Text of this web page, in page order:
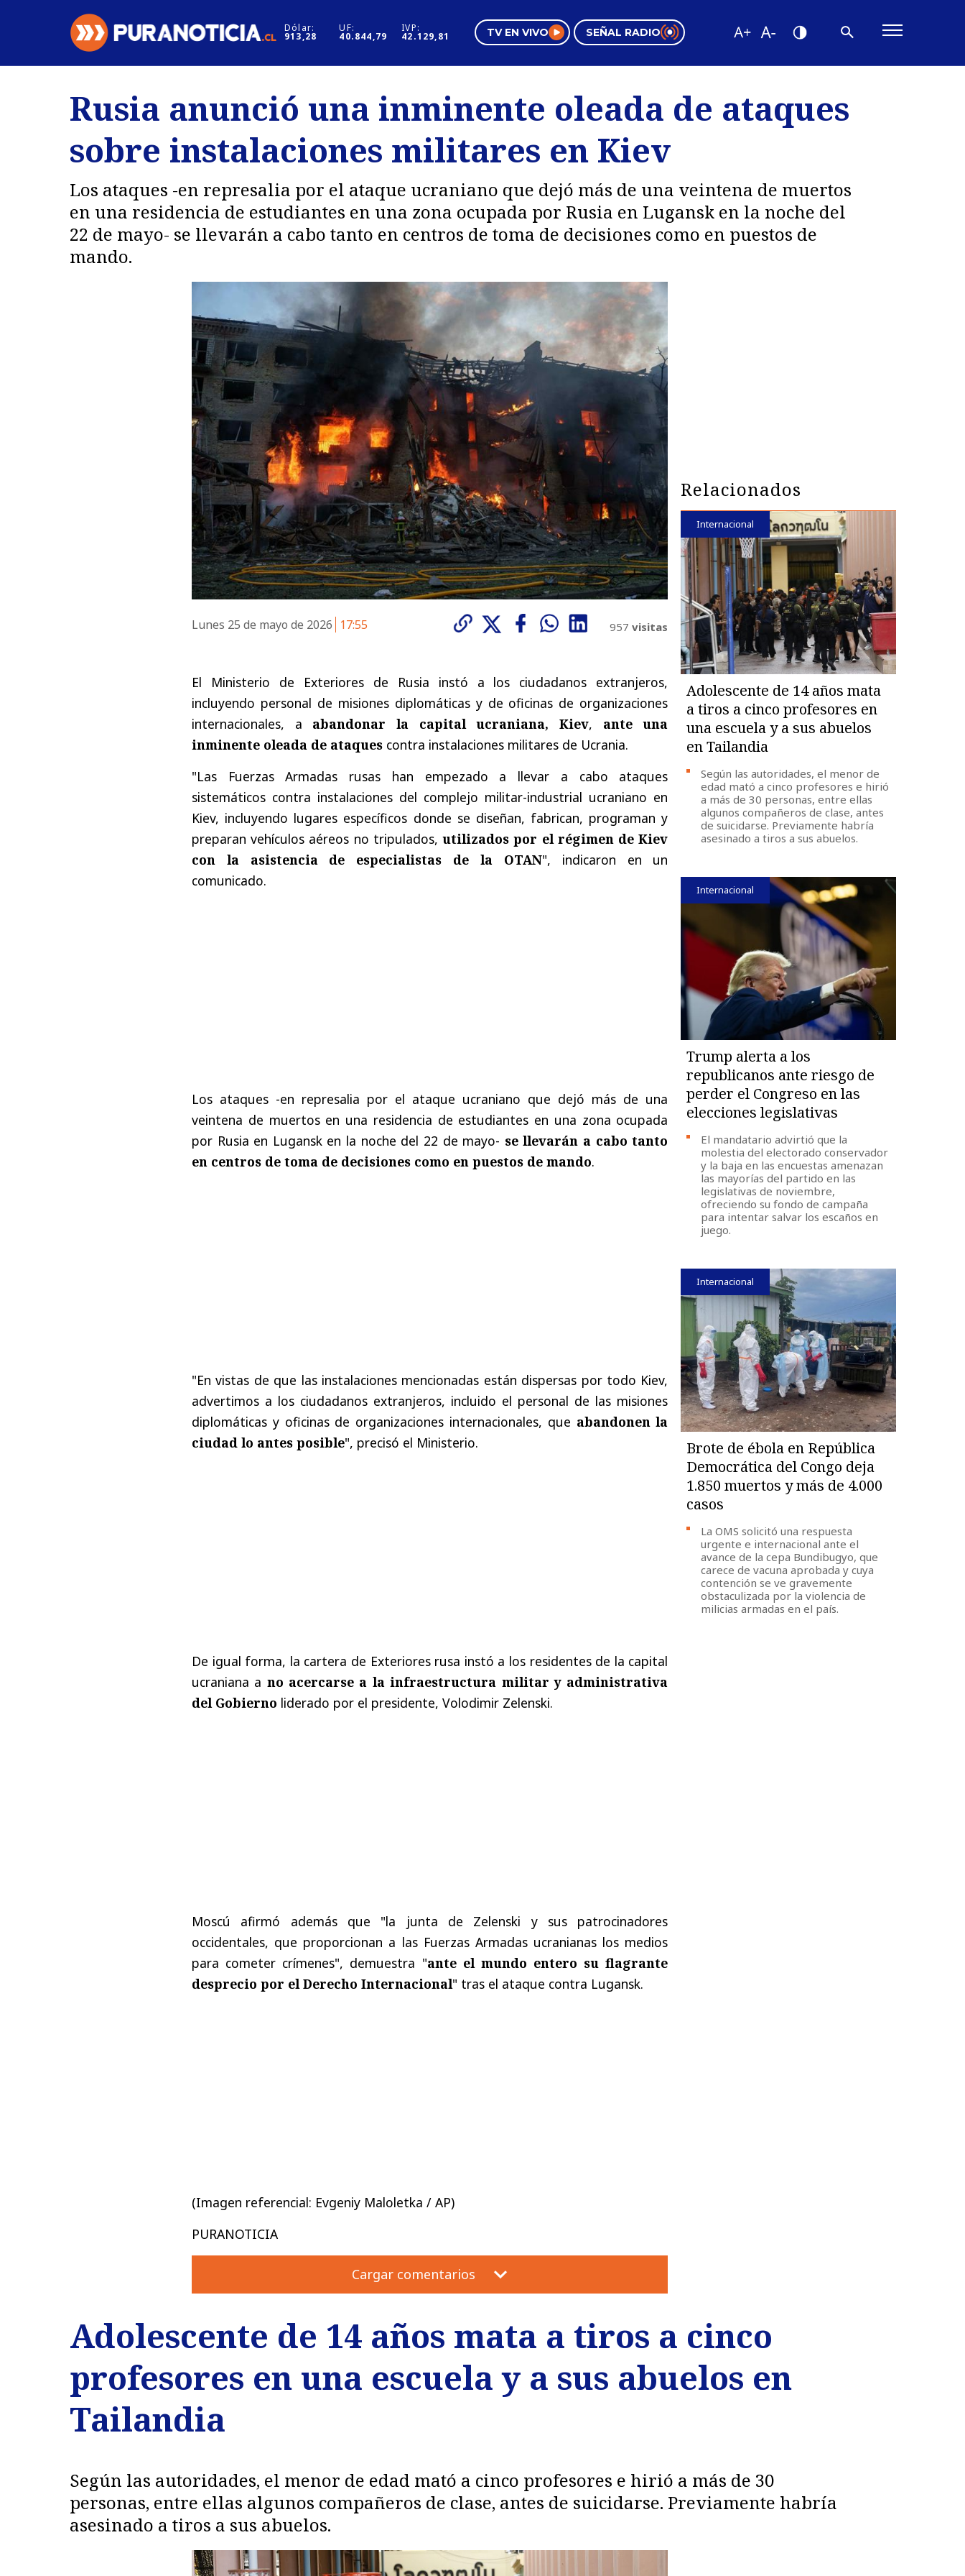
Dólar:
913,28
UF:
40.844,79
IVP:
42.129,81 TV EN VIVO SEÑAL RADIO
Regiones
Deportes
Internacional
Motores
Negocios
Pura Mujer
Tendencias
Videos
Rusia anunció una inminente oleada de ataques
sobre instalaciones militares en Kiev
Los ataques -en represalia por el ataque ucraniano que dejó más de una veintena de muertos
en una residencia de estudiantes en una zona ocupada por Rusia en Lugansk en la noche del
22 de mayo- se llevarán a cabo tanto en centros de toma de decisiones como en puestos de
mando.
Lunes 25 de mayo de 2026 17:55 957 visitas
El Ministerio de Exteriores de Rusia instó a los ciudadanos extranjeros,
incluyendo personal de misiones diplomáticas y de oficinas de organizaciones
internacionales, a abandonar la capital ucraniana, Kiev, ante una
inminente oleada de ataques contra instalaciones militares de Ucrania.
"Las Fuerzas Armadas rusas han empezado a llevar a cabo ataques
sistemáticos contra instalaciones del complejo militar-industrial ucraniano en
Kiev, incluyendo lugares específicos donde se diseñan, fabrican, programan y
preparan vehículos aéreos no tripulados,utilizados por el régimen de Kiev
con la asistencia de especialistas de la OTAN", indicaron en un
comunicado.
Los ataques -en represalia por el ataque ucraniano que dejó más de una
veintena de muertos en una residencia de estudiantes en una zona ocupada
por Rusia en Lugansk en la noche del 22 de mayo- se llevarán a cabo tanto
en centros de toma de decisiones como en puestos de mando.
"En vistas de que las instalaciones mencionadas están dispersas por todo Kiev,
advertimos a los ciudadanos extranjeros, incluido el personal de las misiones
diplomáticas y oficinas de organizaciones internacionales, que abandonen la
ciudad lo antes posible", precisó el Ministerio.
De igual forma, la cartera de Exteriores rusa instó a los residentes de la capital
ucraniana a no acercarse a la infraestructura militar y administrativa
del Gobierno liderado por el presidente, Volodimir Zelenski.
Moscú afirmó además que "la junta de Zelenski y sus patrocinadores
occidentales, que proporcionan a las Fuerzas Armadas ucranianas los medios
para cometer crímenes", demuestra "ante el mundo entero su flagrante
desprecio por el Derecho Internacional" tras el ataque contra Lugansk.
(Imagen referencial: Evgeniy Maloletka / AP)
PURANOTICIA
Cargar comentarios
Relacionados
Internacional
Adolescente de 14 años mata
a tiros a cinco profesores en
una escuela y a sus abuelos
en Tailandia
Según las autoridades, el menor de
edad mató a cinco profesores e hirió
a más de 30 personas, entre ellas
algunos compañeros de clase, antes
de suicidarse. Previamente habría
asesinado a tiros a sus abuelos.
Internacional
Trump alerta a los
republicanos ante riesgo de
perder el Congreso en las
elecciones legislativas
El mandatario advirtió que la
molestia del electorado conservador
y la baja en las encuestas amenazan
las mayorías del partido en las
legislativas de noviembre,
ofreciendo su fondo de campaña
para intentar salvar los escaños en
juego.
Internacional
Brote de ébola en República
Democrática del Congo deja
1.850 muertos y más de 4.000
casos
La OMS solicitó una respuesta
urgente e internacional ante el
avance de la cepa Bundibugyo, que
carece de vacuna aprobada y cuya
contención se ve gravemente
obstaculizada por la violencia de
milicias armadas en el país.
Adolescente de 14 años mata a tiros a cinco
profesores en una escuela y a sus abuelos en
Tailandia
Según las autoridades, el menor de edad mató a cinco profesores e hirió a más de 30
personas, entre ellas algunos compañeros de clase, antes de suicidarse. Previamente habría
asesinado a tiros a sus abuelos.